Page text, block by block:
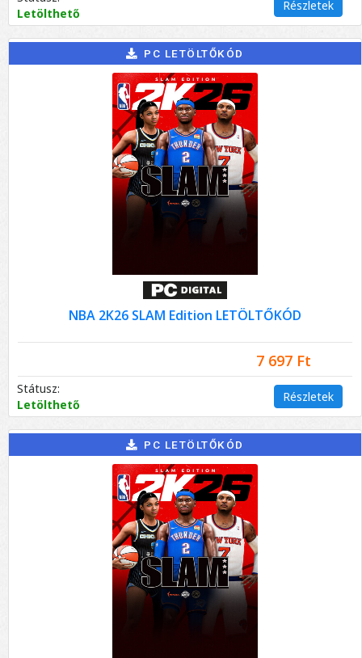
Letölthető
Részletek
PC LETÖLTŐKÓD
NBA 2K26 SLAM Edition LETÖLTŐKÓD
7 697 Ft
Státusz:
Letölthető
Részletek
PC LETÖLTŐKÓD